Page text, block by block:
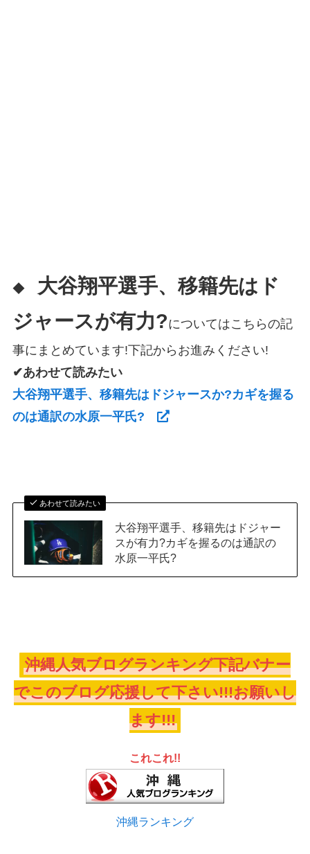
◆
大谷翔平選手、移籍先はド
ジャースが有力?についてはこちらの記
事にまとめています!下記からお進みください!
✔あわせて読みたい
大谷翔平選手、移籍先はドジャースか?カギを握る
のは通訳の水原一平氏?
あわせて読みたい
大谷翔平選手、移籍先はドジャー
スが有力?カギを握るのは通訳の
水原一平氏?
沖縄人気ブログランキング下記バナー
でこのブログ応援して下さい!!!お願いし
ます!!!
これこれ!!
沖縄ランキング